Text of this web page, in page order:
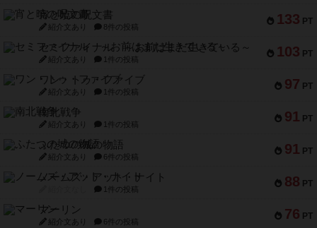
133 PT
宵と暁の呪文書
紹介文あり 8件の投稿
103 PT
セミファイナル ～お前はまだ生きている～
紹介文あり 1件の投稿
97 PT
ワン・トゥ・ファイブ
紹介文あり 1件の投稿
91 PT
南北戦争
紹介文あり 1件の投稿
91 PT
ふたつの城の物語
紹介文あり 6件の投稿
88 PT
ノームズ・アット・ナイト
1件の投稿
76 PT
マーリン
紹介文あり 6件の投稿